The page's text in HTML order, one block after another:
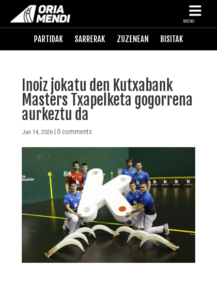
MENU
PARTIDAK SARRERAK ZUZENEAN BISITAK
Inoiz jokatu den Kutxabank
Masters Txapelketa gogorrena
aurkeztu da
Jan 14, 2026| 0 comments